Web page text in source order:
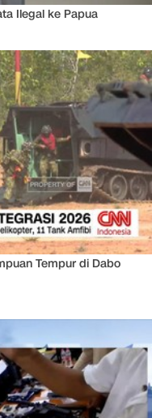
Ilegal ke Papua
Tempur di Dabo